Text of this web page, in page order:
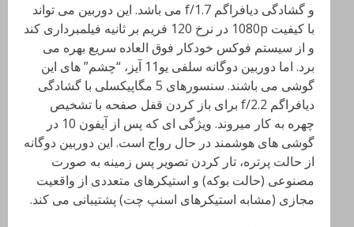
و گشادگی دیافراگم f/1.7 می باشد. این دوربین می تواند
با کیفیت 1080p در نرخ 120 فریم بر ثانیه فیلمبرداری کند
و از سیستم فوکس خودکار فوق العاده سریع بهره می
برد. اما دوربین دوگانه سلفی یو11 آیز، “چشم” های این
گوشی می باشند. سنسورهای 5 مگاپیکسلی با گشادگی
دیافراگم f/2.2 برای باز کردن قفل صفحه با تشخیص
چهره به کار میروند. ویژگی ای که پس از آیفون 10 در
گوشی های هوشمند در حال رواج است. این دوربین دوگانه
از حالت پرتره، تار کردن تصویر پس زمینه به صورت
مصنوعی (حالت بوکه) و استیکرهای متعددی از واقعیت
مجازی (مشابه استیکرهای اسنپ چت) پشتیبانی می کند.